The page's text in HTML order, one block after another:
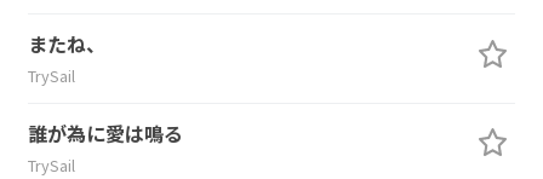
またね、
TrySail
誰が為に愛は鳴る
TrySail